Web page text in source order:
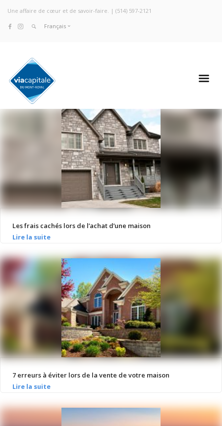
Une affaire de cœur et de savoir-faire. | (514) 597-2121
Français
Les frais cachés lors de l’achat d’une maison
7 erreurs à éviter lors de la vente de votre maison